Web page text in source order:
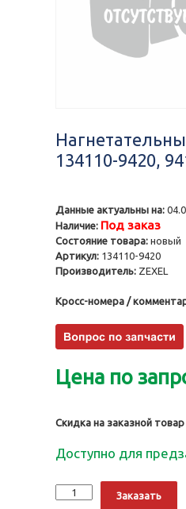
134110-9420,
Данные актуальны на:
Наличие: Под заказ
Состояние товара: новый
Артикул: 134110-9420
Производитель: ZEXEL
Кросс-номера /
Цена по
Скидка на заказной
Доступно для
Количество
Нагнетательный
Заказать